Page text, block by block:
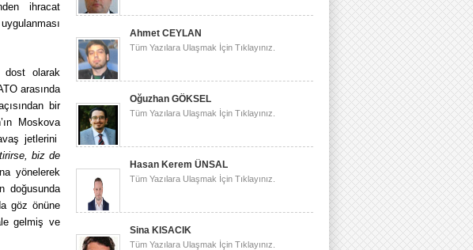
ihracat
dost olarak
arasında
bir
Moskova
jetlerini
biz de
yönelerek
doğusunda
göz önüne
gelmiş ve
Ahmet CEYLAN
Tüm Yazılara Ulaşmak İçin Tıklayınız.
Oğuzhan GÖKSEL
Tüm Yazılara Ulaşmak İçin Tıklayınız.
Hasan Kerem ÜNSAL
Tüm Yazılara Ulaşmak İçin Tıklayınız.
Sina KISACIK
Tüm Yazılara Ulaşmak İçin Tıklayınız.